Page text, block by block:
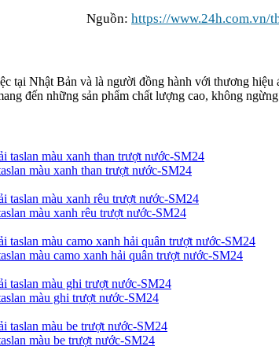
Nguồn: https://www.24h.com.vn/
tại Nhật Bản và là người đồng hành với thương
đến những sản phẩm chất lượng cao, không
màu xanh than trượt nước-SM24
màu xanh rêu trượt nước-SM24
màu camo xanh hải quân trượt nước-SM24
màu ghi trượt nước-SM24
màu be trượt nước-SM24